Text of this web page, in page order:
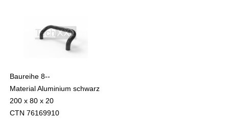
Baureihe 8--
Material Aluminium schwarz
200 x 80 x 20
CTN 76169910